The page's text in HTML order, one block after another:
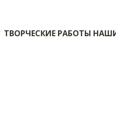
ТВОРЧЕСКИЕ РАБОТЫ